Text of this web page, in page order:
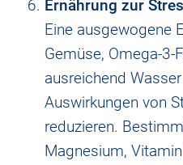
Ernährung zur
Eine ausgewogene
Gemüse, Omega-3-
ausreichend
Auswirkungen von
reduzieren.
Magnesium,